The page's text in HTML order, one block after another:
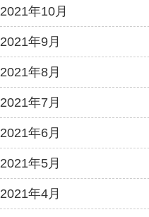
2021年10月
2021年9月
2021年8月
2021年7月
2021年6月
2021年5月
2021年4月